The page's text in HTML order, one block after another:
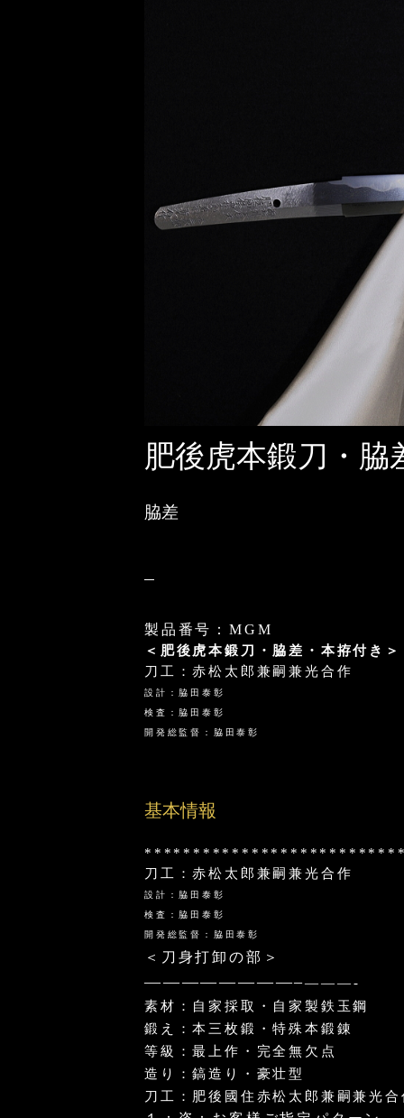
肥後虎本鍛刀・脇
脇差
製品番号：MGM
＜肥後虎本鍛刀・脇差・本拵付き＞
刀工：赤松太郎兼嗣兼光合作
設計：脇田泰彰
検査：脇田泰彰
開発総監督：脇田泰彰
基本情報
刀工：赤松太郎兼嗣兼光合作
設計：脇田泰彰
検査：脇田泰彰
開発総監督：脇田泰彰
＜刀身打卸の部＞
————————–———-
素材：自家採取・自家製鉄玉鋼
鍛え：本三枚鍛・特殊本鍛錬
等級：最上作・完全無欠点
造り：鎬造り・豪壮型
刀工：肥後國住赤松太郎兼嗣兼光合